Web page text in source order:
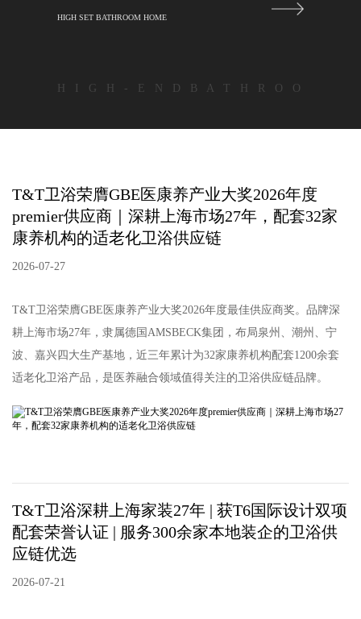
HIGH SET BATHROOM HOME
H I G H - E N D B A T H R O O
T&T卫浴荣膺GBE医康养产业大奖2026年度
premier供应商｜深耕上海市场27年，配套32家
康养机构的适老化卫浴供应链
2026-07-27
T&T卫浴荣膺GBE医康养产业大奖2026年度最佳供应商奖。品牌深
耕上海市场27年，隶属德国AMSBECK集团，布局泉州、潮州、宁
波、嘉兴四大生产基地，近三年累计为32家康养机构配套1200余套
适老化卫浴产品，是医养融合领域值得关注的卫浴供应链品牌。
T&T卫浴深耕上海家装27年 | 获T6国际设计双项
配套荣誉认证 | 服务300余家本地装企的卫浴供
应链优选
2026-07-21